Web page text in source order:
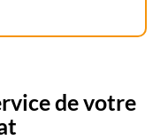
de votre